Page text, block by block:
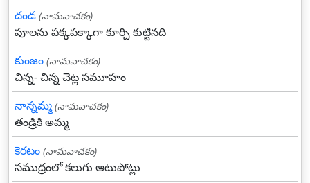
దండ (నామవాచకం)
పూలను పక్కపక్కాగా కూర్చి కుట్టినది
కుంజం (నామవాచకం)
చిన్న- చిన్న చెట్ల సమూహం
నాన్నమ్మ (నామవాచకం)
తండ్రికి అమ్మ
కెరటం (నామవాచకం)
సముద్రంలో కలుగు ఆటుపోట్లు